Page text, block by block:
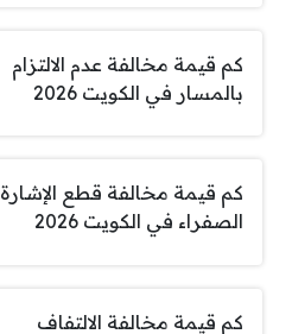
كم قيمة مخالفة عدم الالتزام
بالمسار في الكويت 2026
كم قيمة مخالفة قطع الإشارة
الصفراء في الكويت 2026
كم قيمة مخالفة الالتفاف